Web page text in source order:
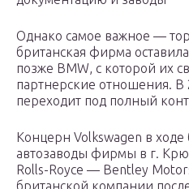
Однако самое важное —
британская фирма
позже BMW, с которой их
партнерские отношения. В
переходит под полный
Концерн Volkswagen в
автозаводы фирмы в г.
Rolls-Royce — Bentley
британской компании